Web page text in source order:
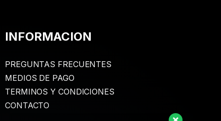
INFORMACION
PREGUNTAS FRECUENTES
MEDIOS DE PAGO
TERMINOS Y CONDICIONES
CONTACTO